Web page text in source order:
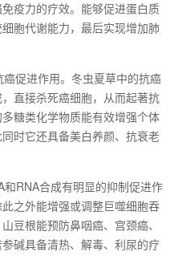
疫力的疗效。能够促进蛋白质
胞代谢能力，最后实现增加肺
促进作用。冬虫夏草中的抗癌
直接杀死癌细胞，从而起著抗
糖类化学物质能有效增强个体
时它还具备美白养颜、抗衰老
RNA合成有明显的抑制促进作
之外能增强或调整巨噬细胞吞
豆根能预防鼻咽癌、宫颈癌、
碱具备清热、解毒、利尿的疗